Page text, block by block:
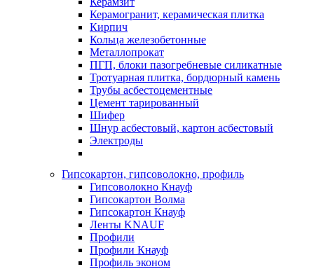
Керамогранит, керамическая плитка
Кирпич
Кольца железобетонные
Металлопрокат
ПГП, блоки пазогребневые силикатные
Тротуарная плитка, бордюрный камень
Трубы асбестоцементные
Цемент тарированный
Шифер
Шнур асбестовый, картон асбестовый
Электроды
Гипсокартон, гипсоволокно, профиль
Гипсоволокно Кнауф
Гипсокартон Волма
Гипсокартон Кнауф
Ленты KNAUF
Профили
Профили Кнауф
Профиль эконом